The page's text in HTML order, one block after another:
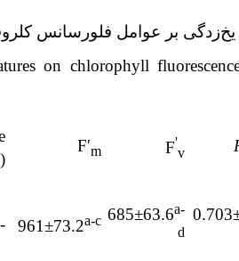
on chlorophyll
F'
v
F′m
685±63.6a-
d
961±73.2a-c
-13